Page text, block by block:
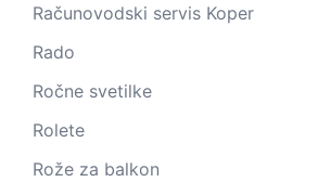
Računovodski servis Koper
Rado
Ročne svetilke
Rolete
Rože za balkon